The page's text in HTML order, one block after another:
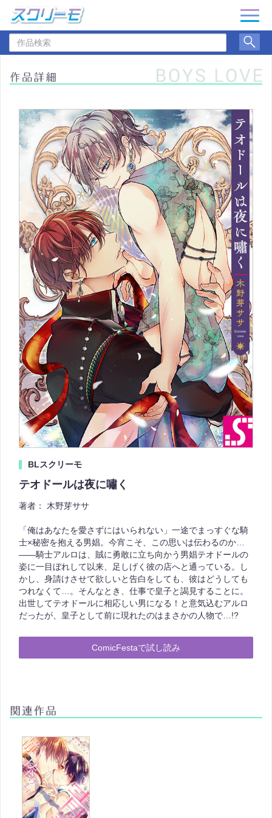
品
ナ
ゲ
ー
ョ
ン
BLスクリーモ
テオドールは夜に嘯く
著者： 木野芽ササ
「俺はあなたを愛さずにはいられない」一途でまっすぐな騎
士×秘密を抱える男娼。今宵こそ、この思いは伝わるのか…
――騎士アルロは、賊に勇敢に立ち向かう男娼テオドールの
姿に一目ぼれして以来、足しげく彼の店へと通っている。し
かし、身請けさせて欲しいと告白をしても、彼はどうしても
つれなくて…。そんなとき、仕事で皇子と謁見することに。
出世してテオドールに相応しい男になる！と意気込むアルロ
だったが、皇子として前に現れたのはまさかの人物で…!?
ComicFestaで試し読み